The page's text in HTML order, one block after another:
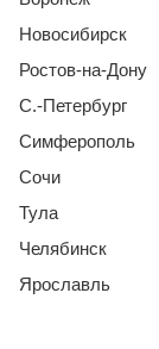
Новосибирск
Ростов-на-Дону
С.-Петербург
Симферополь
Сочи
Тула
Челябинск
Ярославль